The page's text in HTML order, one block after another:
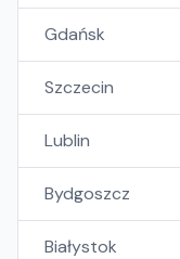
Gdańsk
Szczecin
Lublin
Bydgoszcz
Białystok